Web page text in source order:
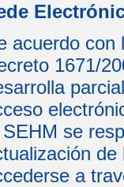
acuerdo con
1671/
se
a